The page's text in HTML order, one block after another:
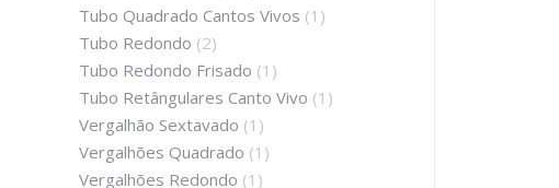
Tubo Quadrado Cantos Vivos (1)
Tubo Redondo (2)
Tubo Redondo Frisado (1)
Tubo Retângulares Canto Vivo (1)
Vergalhão Sextavado (1)
Vergalhões Quadrado (1)
Vergalhões Redondo (1)